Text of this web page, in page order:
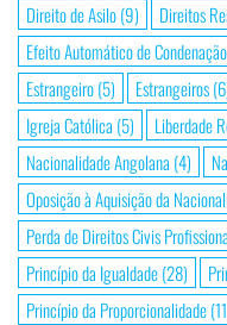
Direito de Asilo(9) Direitos
Efeito Automático de
Estrangeiro(5) Estrangeiros
Igreja Católica (5) Liberdade
Nacionalidade Angolana (4)
Oposição à Aquisição da
Perda de Direitos Civis
Princípio da Igualdade(28)
Princípio da Proporcionalidade